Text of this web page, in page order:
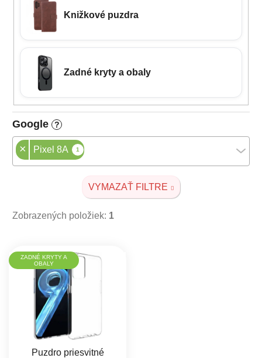
Knižkové puzdra
Zadné kryty a obaly
Google ?
× Pixel 8A 1
VYMAZAŤ FILTRE
Zobrazených položiek: 1
Výpis produktov
ZADNÉ KRYTY A
OBALY
Puzdro priesvitné